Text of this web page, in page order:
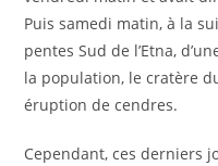
Puis samedi matin, à la
pentes Sud de l’Etna,
la population, le cratère
éruption de cendres.
Cependant, ces derniers